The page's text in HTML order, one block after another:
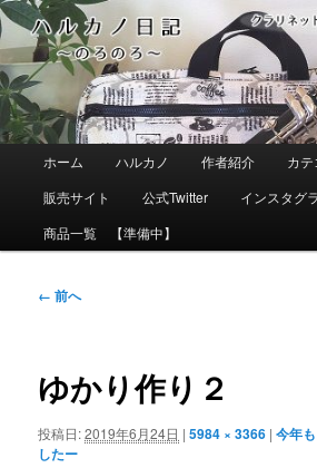
メ
イ
ン
コ
ン
テ
ン
ツ
ュ
ホーム ハルカノ 作者紹介
カ
販売サイト
公式Twitter
インスタグ
商品一覧 【準備中】
画
ー
シ
ョ
ン
← 前へ
ゆかり作り２
投稿日:2019年6月24日 |5984 × 3366 |今年
したー